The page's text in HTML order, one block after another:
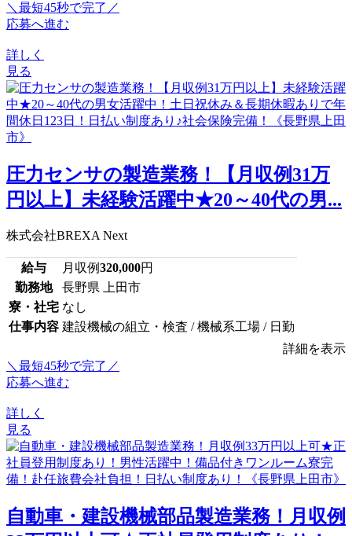
＼最短45秒で完了／
応募へ進む
詳しく
見る
圧力センサの製造業務！【月収例31万
円以上】未経験活躍中★20～40代の男...
株式会社BREXA Next
給与 月収例320,000円
勤務地
長野県 上田市
寮・社宅 なし
仕事内容 建設機械の組立・検査 / 機械系工場 / 日勤
詳細を表示
＼最短45秒で完了／
応募へ進む
詳しく
見る
自動車・建設機械部品製造業務！月収例